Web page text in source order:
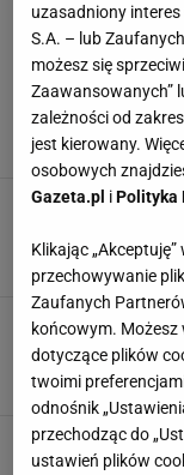
DARIUSZ
uzasadniony interes
S.A. – lub
możesz się
Zaawansowanych”
zależności od
jest kierowany.
osobowych
Gazeta.pl iPolityka
Klikając
przechowywanie
Zaufanych
końcowym. Możesz
dotyczące plików
twoimi
odnośnik
przechodząc do
ustawień plików